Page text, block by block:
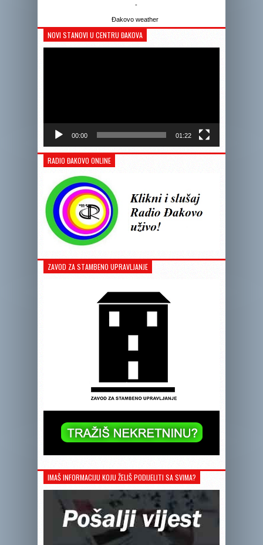
-
Đakovo weather
NOVI STANOVI U CENTRU ĐAKOVA
00:00 01:22
RADIO ĐAKOVO ONLINE
ZAVOD ZA STAMBENO UPRAVLJANJE
IMAŠ INFORMACIJU KOJU ŽELIŠ PODIJELITI SA SVIMA?